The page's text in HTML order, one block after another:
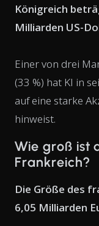
Königreich
Milliarden US-
Einer von drei
(33 %) hat KI in
auf eine starke
hinweist.
Wie groß ist
Frankreich?
Die Größe des
6,05 Milliarden